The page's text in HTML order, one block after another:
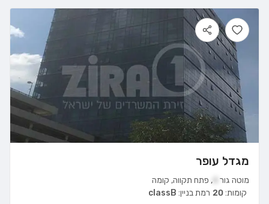
מגדל עופר
מוטה גור , פתח תקווה, קומה
רמת בניין: classB קומות:20